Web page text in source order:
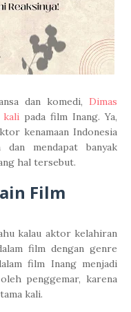
dan komedi, Dimas
kali pada film Inang. Ya,
kenamaan Indonesia
mendapat banyak
hal tersebut.
Film
kalau aktor kelahiran
film dengan genre
film Inang menjadi
penggemar, karena
kali.